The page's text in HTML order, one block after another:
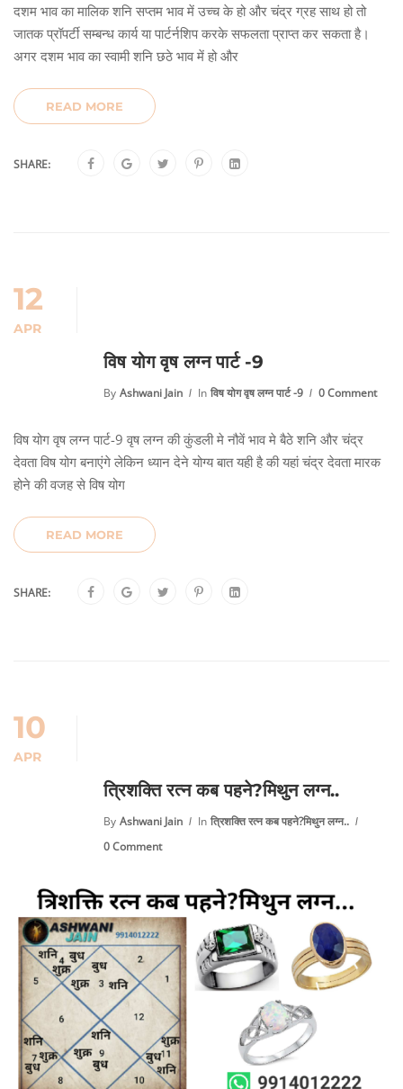
दशम भाव का मालिक शनि सप्तम भाव में उच्च के हो और चंद्र ग्रह साथ हो तो
जातक प्रॉपर्टी सम्बन्ध कार्य या पार्टर्नशिप करके सफलता प्राप्त कर सकता है।
अगर दशम भाव का स्वामी शनि छठे भाव में हो और
READ MORE
SHARE:
12
APR
विष योग वृष लग्न पार्ट -9
By Ashwani Jain In विष योग वृष लग्न पार्ट -9 0 Comment
विष योग वृष लग्न पार्ट-9 वृष लग्न की कुंडली मे नौवें भाव मे बैठे शनि और चंद्र
देवता विष योग बनाएंगे लेकिन ध्यान देने योग्य बात यही है की यहां चंद्र देवता मारक
होने की वजह से विष योग
READ MORE
SHARE:
10
APR
त्रिशक्ति रत्न कब पहने?मिथुन लग्न..
By Ashwani Jain In त्रिशक्ति रत्न कब पहने?मिथुन लग्न..
0 Comment